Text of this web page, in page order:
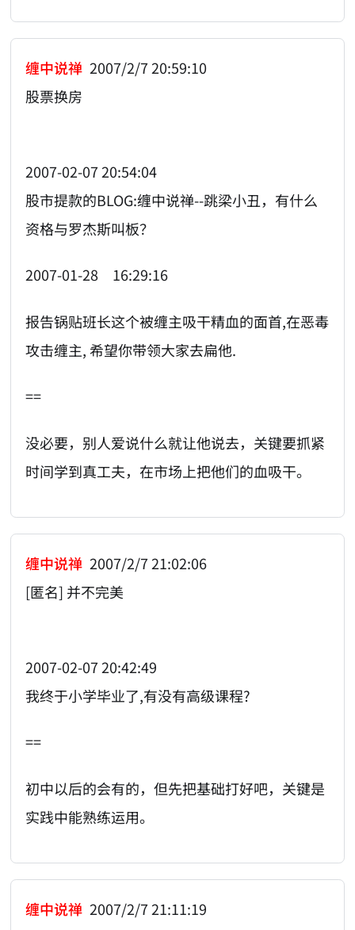
缠中说禅 2007/2/7 20:59:10
股票换房
2007-02-07 20:54:04
股市提款的BLOG:缠中说禅--跳梁小丑，有什么
资格与罗杰斯叫板？
2007-01-28 16:29:16
报告锅贴班长这个被缠主吸干精血的面首,在恶毒
攻击缠主, 希望你带领大家去扁他.
==
没必要，别人爱说什么就让他说去，关键要抓紧
时间学到真工夫，在市场上把他们的血吸干。
缠中说禅 2007/2/7 21:02:06
[匿名] 并不完美
2007-02-07 20:42:49
我终于小学毕业了,有没有高级课程?
==
初中以后的会有的，但先把基础打好吧，关键是
实践中能熟练运用。
缠中说禅 2007/2/7 21:11:19